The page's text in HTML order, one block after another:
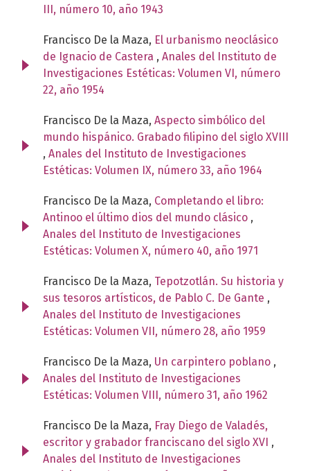
III, número 10, año 1943
Francisco De la Maza, El urbanismo neoclásico
de Ignacio de Castera , Anales del Instituto de
Investigaciones Estéticas: Volumen VI, número
22, año 1954
Francisco De la Maza, Aspecto simbólico del
mundo hispánico. Grabado filipino del siglo XVIII
, Anales del Instituto de Investigaciones
Estéticas: Volumen IX, número 33, año 1964
Francisco De la Maza, Completando el libro:
Antinoo el último dios del mundo clásico ,
Anales del Instituto de Investigaciones
Estéticas: Volumen X, número 40, año 1971
Francisco De la Maza, Tepotzotlán. Su historia y
sus tesoros artísticos, de Pablo C. De Gante ,
Anales del Instituto de Investigaciones
Estéticas: Volumen VII, número 28, año 1959
Francisco De la Maza, Un carpintero poblano ,
Anales del Instituto de Investigaciones
Estéticas: Volumen VIII, número 31, año 1962
Francisco De la Maza, Fray Diego de Valadés,
escritor y grabador franciscano del siglo XVI ,
Anales del Instituto de Investigaciones